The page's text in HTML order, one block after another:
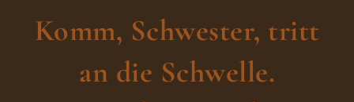
Komm, Schwester, tritt
an die Schwelle.